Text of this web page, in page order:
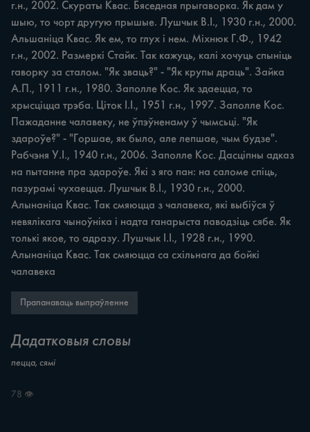
г.н., 2002. Скураты Квас. Бяседная прыгаворка. Як дам у
шыю, то чорт другую прышые. Лушчык B.I., 1930 г.н., 2000.
Альшаніца Квас. Як ем, то глух i нем. Міхнюк Г.Ф., 1942
г.н., 2002. Размеркі Стайк. Так кажуць, калі хочуць спыніць
гаворку за сталом. "Як зваць?" - "Як крупы драць". Зайка
А.П., 1911 г.н., 1980. Заполле Кос. Як здаецца, то
хрысціцца трэба. Ціток І.І., 1951 г.н., 1997. Заполле Кос.
Пажаданне чалавеку, не ўпэўненаму ў чымсьці. "Як
здароўе?" - "Горшае, як было, але лепшае, чым будзе".
Рабчэня У.І., 1940 г.н., 2006. Заполле Кос. Дасціпны адказ
на пытанне пра здароўе. Які з яго пан: на саломе спіць,
пазурамі чухаецца. Лушчык В.І., 1930 г.н., 2000.
Алынаніца Квас. Так смяюцца з чалавека, які выбіўся ў
невялікага чыноўніка i надта ганарыста паводзіць сябе. Як
толькі якое, то адразу. Лушчык І.І., 1928 г.н., 1990.
Алынаніца Квас. Так смяюцца ca схільнага да бойкі
чалавека
Прапанаваць выпраўленне
Дадатковыя словы
пецца, сямі
78 👁